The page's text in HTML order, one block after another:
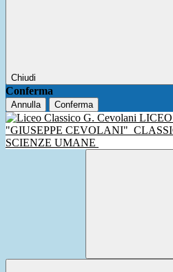
Chiudi
Conferma
Annulla Conferma
"GIUSEPPE CEVOLANI"
SCIENZE UMANE